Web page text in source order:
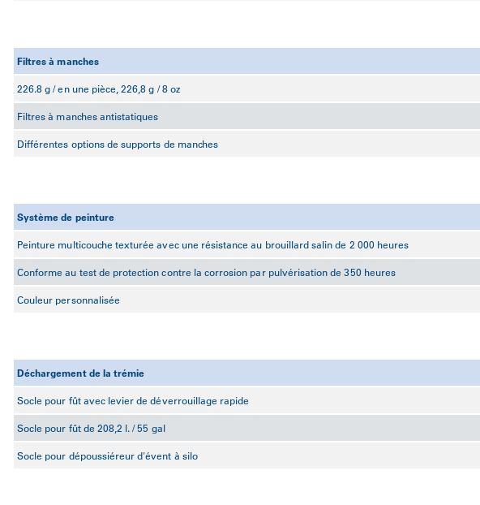
Filtres à manches
226.8 g / en une pièce, 226,8 g / 8 oz
Filtres à manches antistatiques
Différentes options de supports de manches
Système de peinture
Peinture multicouche texturée avec une résistance au brouillard salin de 2 000 heures
Conforme au test de protection contre la corrosion par pulvérisation de 350 heures
Couleur personnalisée
Déchargement de la trémie
Socle pour fût avec levier de déverrouillage rapide
Socle pour fût de 208,2 l. / 55 gal
Socle pour dépoussiéreur d'évent à silo